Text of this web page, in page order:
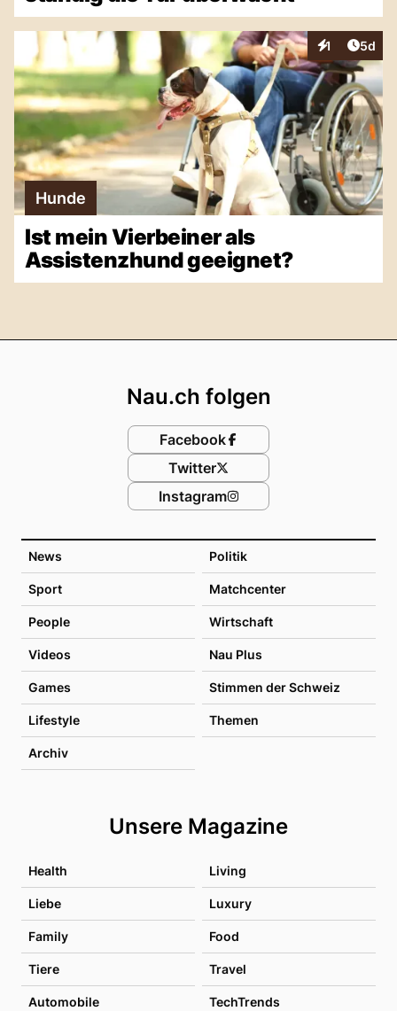
1
Interaktionen
5d
Hunde
Ist mein Vierbeiner als
Assistenzhund geeignet?
News Politik
Sport Matchcenter
People Wirtschaft
Videos Nau Plus
Games Stimmen der Schweiz
Lifestyle Themen
Archiv
Unsere Magazine
Health Living
Liebe Luxury
Family Food
Tiere Travel
Automobile TechTrends
Nau.ch folgen
Facebook
Twitter
Instagram